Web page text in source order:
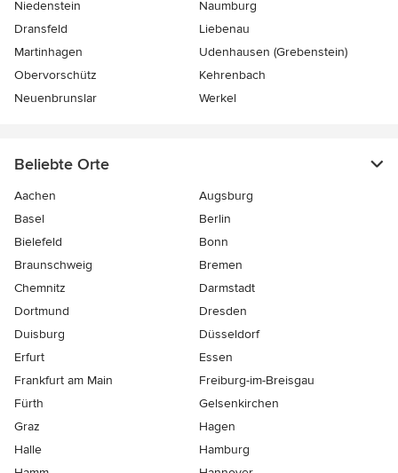
Niedenstein
Naumburg
Dransfeld
Liebenau
Martinhagen
Udenhausen (Grebenstein)
Obervorschütz
Kehrenbach
Neuenbrunslar
Werkel
Beliebte Orte
Aachen
Augsburg
Basel
Berlin
Bielefeld
Bonn
Braunschweig
Bremen
Chemnitz
Darmstadt
Dortmund
Dresden
Duisburg
Düsseldorf
Erfurt
Essen
Frankfurt am Main
Freiburg-im-Breisgau
Fürth
Gelsenkirchen
Graz
Hagen
Halle
Hamburg